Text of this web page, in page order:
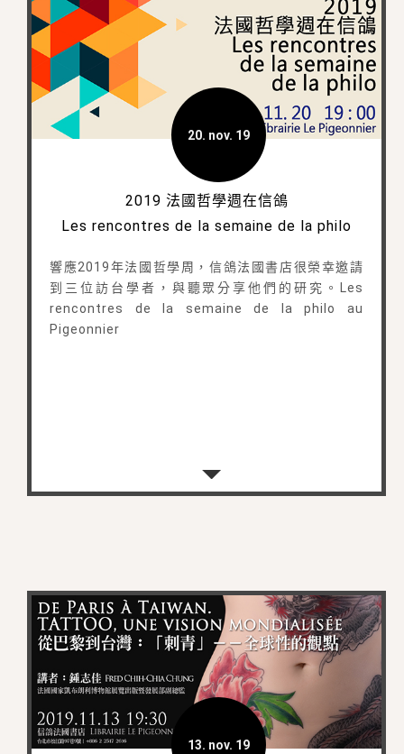
20. nov. 19
2019 法國哲學週在信鴿
Les rencontres de la semaine de la philo
響應2019年法國哲學周，信鴿法國書店很榮幸邀請
到三位訪台學者，與聽眾分享他們的研究。Les
rencontres de la semaine de la philo au
Pigeonnier
13. nov. 19